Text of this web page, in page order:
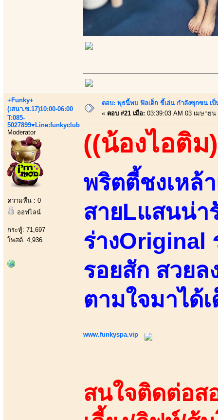
+Funky+
(เสนา.ซ.17)10:00-06:00
T:085-
5027899♥Line:funkyclub
Moderator
ความหื่น : 0
ออฟไลน์
กระทู้: 71,697
โพสต์: 4,936
ตอบ: พุธนี้พบ ฟิลเด็ก ขี้เล่น กำลังซุกซน เ
« ตอบ #21 เมื่อ: 03:39:03 AM 03 เมษายน
((น้องไอติม
พริตตี้ชงเหล้
สายLแสนน่า
ร่างOriginal
รอยสัก สวย
ตามใจมาได้
www.funkyspa.vip
สนใจติดต่อส